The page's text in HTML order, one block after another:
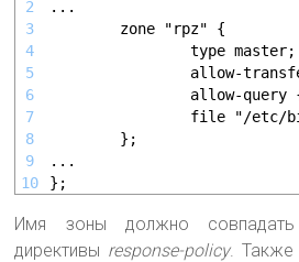
2
3
4
5
6
7
8
9
10
...
zone "rpz" {
type master;
allow-transfer {
allow-query {
file "/etc/bind/
};
...
};
Имя зоны должно
директивы response-policy. Также